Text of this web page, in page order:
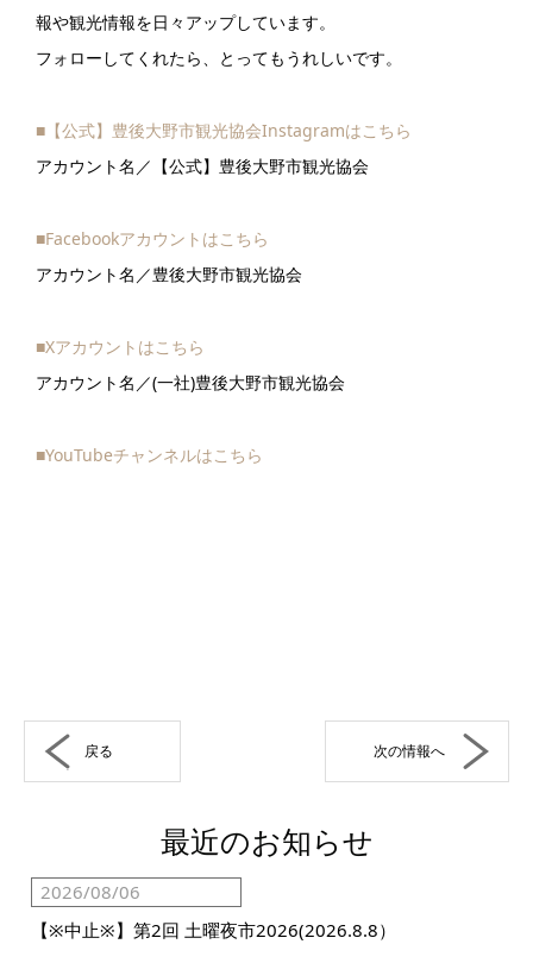
報や観光情報を日々アップしています。
フォローしてくれたら、とってもうれしいです。
■【公式】豊後大野市観光協会Instagramはこちら
アカウント名／【公式】豊後大野市観光協会
■Facebookアカウントはこちら
アカウント名／豊後大野市観光協会
■Xアカウントはこちら
アカウント名／(一社)豊後大野市観光協会
■YouTubeチャンネルはこちら
戻る 次の情報へ
最近のお知らせ
2026/08/06
【※中止※】第2回 土曜夜市2026(2026.8.8）